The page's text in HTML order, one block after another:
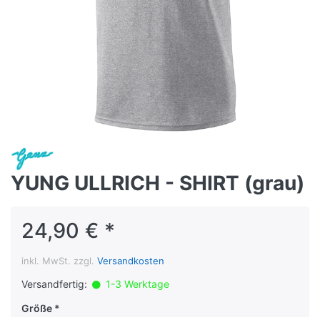
YUNG ULLRICH - SHIRT (grau)
24,90 € *
inkl. MwSt. zzgl. Versandkosten
Versandfertig:
1-3 Werktage
Größe